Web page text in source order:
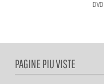
PAGINE PIU VISTE